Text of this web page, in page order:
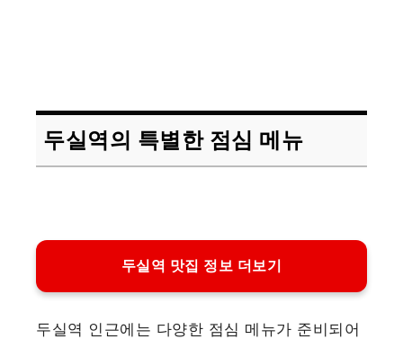
두실역의 특별한 점심 메뉴
두실역 맛집 정보 더보기
두실역 인근에는 다양한 점심 메뉴가 준비되어